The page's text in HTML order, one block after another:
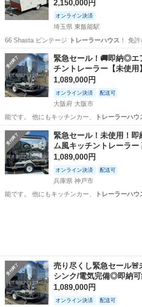
2,150,000円
オンライン決済
埼玉県 東飯能駅
66 Shasta ビンテージ トレーラーハウス ！ 免
埼玉 飯能市 東飯能駅 その他 ト
緊急セール！🚚即納◎エ
チントレーラー【未使
1,089,000円
オンライン決済 配送可
大阪府 大阪市
能です。 他にもキッチンカー、
トレーラーハウ
などの取り扱い…
大阪 大阪市 その他 移動販売
緊急セール！未使用！
ム風キッチントレーラ
1,089,000円
オンライン決済 配送可
兵庫県 神戸市
能です。 他にもキッチンカー、
トレーラーハウ
売り尽くし緊急セール
シンク/電気完備◎即納
1,089,000円
オンライン決済 配送可